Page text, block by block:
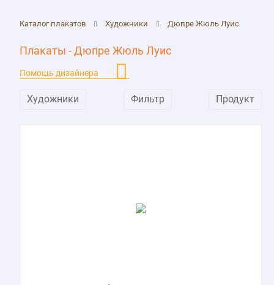
Каталог плакатов Художники Дюпре Жюль Луис
Плакаты - Дюпре Жюль Луис
Помощь дизайнера
Художники Фильтр Продукт